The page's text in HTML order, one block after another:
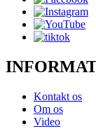
Kontakt os
Om os
Video